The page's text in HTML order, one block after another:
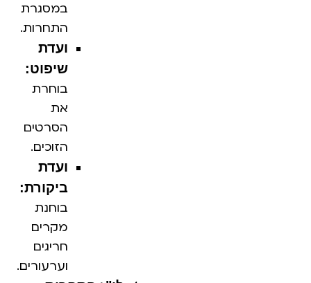
במסגרת
התחרות.
ועדת
שיפוט:
בוחרת
את
הסרטים
הזוכים.
ועדת
ביקורת:
בוחנת
מקרים
חריגים
וערעורים.